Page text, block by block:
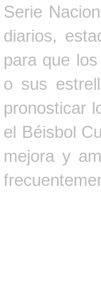
Serie
diarios,
para que
o sus
pronosticar
el Béisbol
mejora y